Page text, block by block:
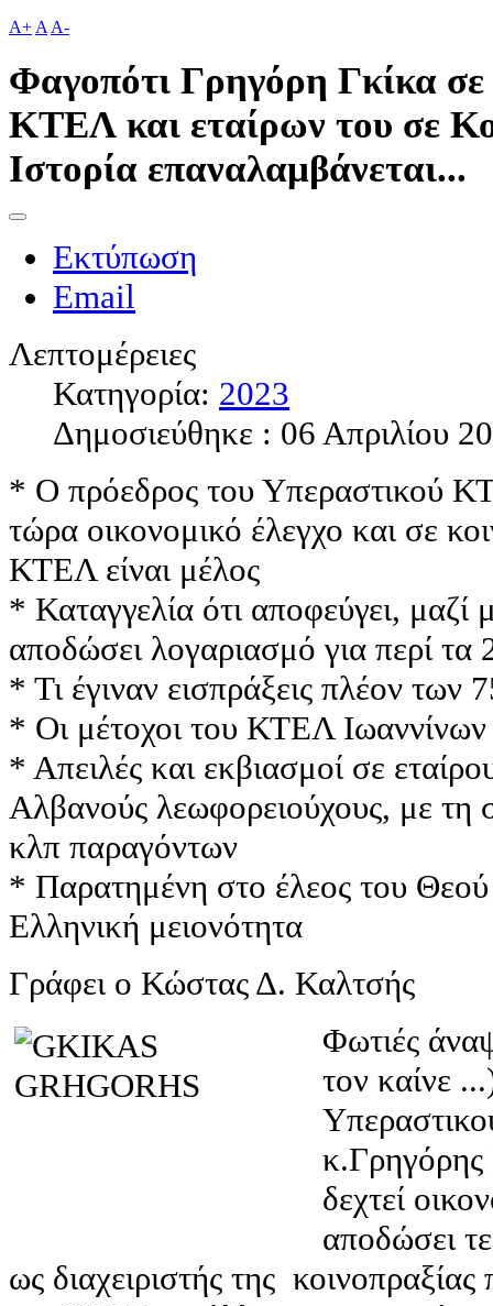
A+ A A-
Φαγοπότι Γρηγόρη Γκίκα
ΚΤΕΛ και εταίρων του σε
Ιστορία επαναλαμβάνεται...
Εκτύπωση
Email
Λεπτομέρειες
Κατηγορία: 2023
Δημοσιεύθηκε : 06 Απριλίου
* Ο πρόεδρος του Υπεραστικού
τώρα οικονομικό έλεγχο και σε
ΚΤΕΛ είναι μέλος
* Καταγγελία ότι αποφεύγει,
αποδώσει λογαριασμό για περί τα
* Τι έγιναν εισπράξεις πλέον
* Οι μέτοχοι του ΚΤΕΛ Ιωαννίνων
* Απειλές και εκβιασμοί σε
Αλβανούς λεωφορειούχους, με τη
κλπ παραγόντων
* Παρατημένη στο έλεος του Θεού
Ελληνική μειονότητα
Γράφει ο Κώστας Δ. Καλτσής
Φωτιές
τον καίνε
κ.Γρηγόρης
δεχτεί
αποδώσει
ως διαχειριστής της